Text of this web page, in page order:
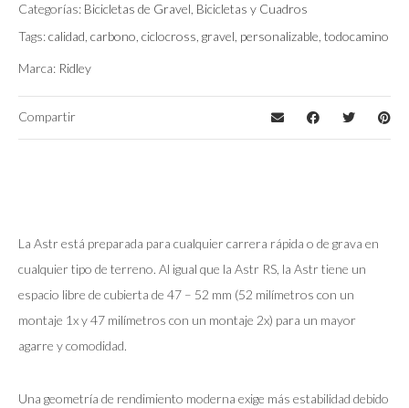
Montaje Shimano GRX800 DI2 2X
Categorías: Bicicletas de Gravel Bicicletas y Cuadros
Tags:calidad carbono ciclocross gravel personalizable todocamino
Marca: Ridley
Compartir
La Astr está preparada para cualquier carrera rápida o de grava en
cualquier tipo de terreno. Al igual que la Astr RS, la Astr tiene un
espacio libre de cubierta de 47 – 52 mm (52 milímetros con un
montaje 1x y 47 milímetros con un montaje 2x) para un mayor
agarre y comodidad.
Una geometría de rendimiento moderna exige más estabilidad debido